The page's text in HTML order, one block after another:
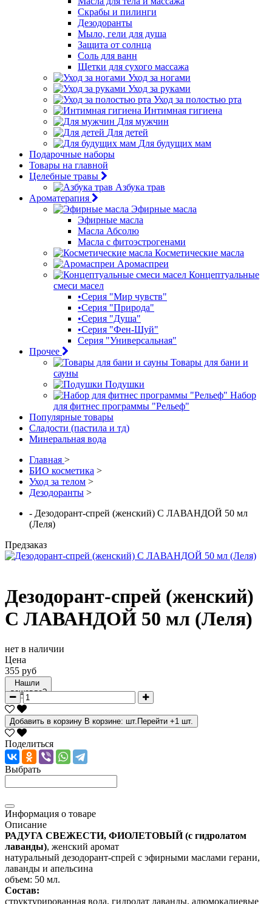
Скрабы и пилинги
Дезодоранты
Мыло, гели для душа
Защита от солнца
Соль для ванн
Щетки для сухого массажа
Уход за ногами
Уход за руками
Уход за полостью рта
Интимная гигиена
Для мужчин
Для детей
Для будущих мам
Подарочные наборы
Товары на главной
Целебные травы
Азбука трав
Ароматерапия
Эфирные масла
Эфирные масла
Масла Абсолю
Масла с фитоэстрогенами
Косметические масла
Аромаспреи
Концептуальные
смеси масел
•Серия "Мир чувств"
•Серия "Природа"
•Серия "Душа"
•Серия "Фен-Шуй"
Серия "Универсальная"
Прочее
Товары для бани и
сауны
Подушки
Набор
для фитнес программы "Рельеф"
Популярные товары
Сладости (пастила и тд)
Минеральная вода
Главная >
БИО косметика >
Уход за телом >
Дезодоранты >
- Дезодорант-спрей (женский) С ЛАВАНДОЙ 50 мл
(Леля)
Предзаказ
Дезодорант-спрей (женский)
С ЛАВАНДОЙ 50 мл (Леля)
нет в наличии
Цена
355 руб
Нашли
дешевле?
Добавить в корзину В корзине: шт. Перейти +1 шт.
Поделиться
Выбрать
Информация о товаре
Описание
РАДУГА СВЕЖЕСТИ, ФИОЛЕТОВЫЙ (с гидролатом
лаванды), женский аромат
натуральный дезодорант-спрей с эфирными маслами герани,
лаванды и апельсина
объем: 50 мл.
Состав:
структурированная вода, гидролат лаванды, алюмокалиевые